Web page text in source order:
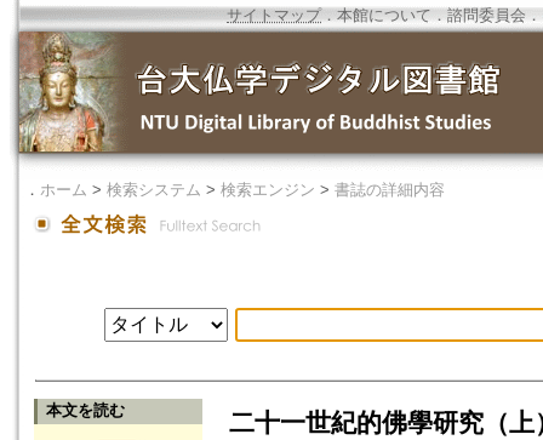
サイトマップ．本館について ． 諮問委員会 ．
． ホーム > 検索システム > 検索エンジン > 書誌の詳細内容
本文を読む 二十一世紀的佛學研究（